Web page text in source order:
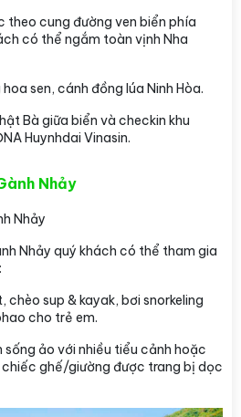
theo cung đường ven biển phía
có thể ngắm toàn vịnh Nha
sen, cánh đồng lúa Ninh Hòa.
Bà giữa biển và checkin khu
Huynhdai Vinasin.
Nhảy
Nhảy
Nhảy quý khách có thể tham gia
sup & kayak, bơi snorkeling
cho trẻ em.
ảo với nhiều tiểu cảnh hoặc
chiếc ghế/giường được trang bị dọc